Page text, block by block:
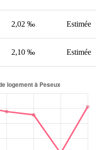
2,02 ‰ Estimée
2,10 ‰ Estimée